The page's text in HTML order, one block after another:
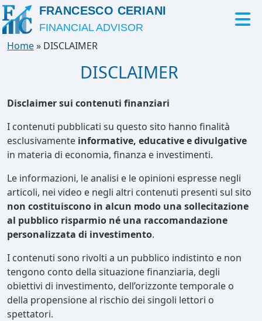
FRANCESCO CERIANI
FINANCIAL ADVISOR
Home» DISCLAIMER
DISCLAIMER
Disclaimer sui contenuti finanziari
I contenuti pubblicati su questo sito hanno finalità
esclusivamente informative, educative e divulgative
in materia di economia, finanza e investimenti.
Le informazioni, le analisi e le opinioni espresse negli
articoli, nei video e negli altri contenuti presenti sul sito
non costituiscono in alcun modo una sollecitazione
al pubblico risparmio né una raccomandazione
personalizzata di investimento.
I contenuti sono rivolti a un pubblico indistinto e non
tengono conto della situazione finanziaria, degli
obiettivi di investimento, dell’orizzonte temporale o
della propensione al rischio dei singoli lettori o
spettatori.